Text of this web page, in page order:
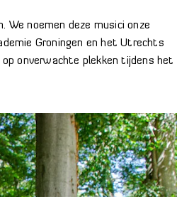
noemen deze musici onze
Groningen en het Utrechts
onverwachte plekken tijdens het